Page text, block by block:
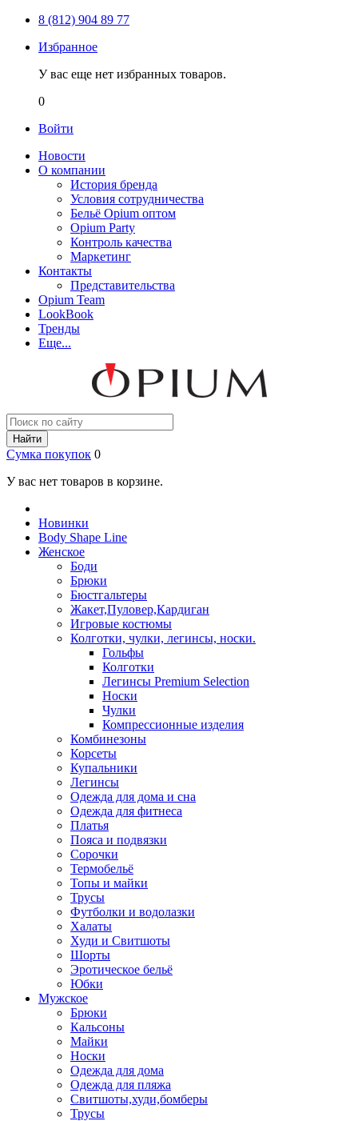
8 (812) 904 89 77
Избранное
У вас еще нет избранных товаров.
0
Войти
Новости
О компании
История бренда
Условия сотрудничества
Бельё Opium оптом
Opium Party
Контроль качества
Маркетинг
Контакты
Представительства
Opium Team
LookBook
Тренды
Еще...
Найти
Сумка покупок 0
У вас нет товаров в корзине.
Новинки
Body Shape Line
Женское
Боди
Брюки
Бюстгальтеры
Жакет,Пуловер,Кардиган
Игровые костюмы
Колготки, чулки, легинсы, носки.
Гольфы
Колготки
Легинсы Premium Selection
Носки
Чулки
Компрессионные изделия
Комбинезоны
Корсеты
Купальники
Легинсы
Одежда для дома и сна
Одежда для фитнеса
Платья
Пояса и подвязки
Сорочки
Термобельё
Топы и майки
Трусы
Футболки и водолазки
Халаты
Худи и Свитшоты
Шорты
Эротическое бельё
Юбки
Мужское
Брюки
Кальсоны
Майки
Носки
Одежда для дома
Одежда для пляжа
Свитшоты,худи,бомберы
Трусы